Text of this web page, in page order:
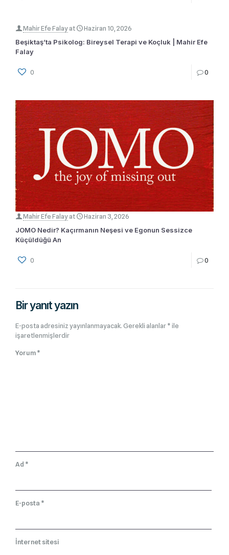
Mahir Efe Falayat
Haziran 10, 2026
Beşiktaş’ta Psikolog: Bireysel Terapi ve Koçluk | Mahir Efe
Falay
0 0
Mahir Efe Falayat
Haziran 3, 2026
JOMO Nedir? Kaçırmanın Neşesi ve Egonun Sessizce
Küçüldüğü An
0 0
Bir yanıt yazın
E-posta adresiniz yayınlanmayacak. Gerekli alanlar*ile
işaretlenmişlerdir
Yorum*
Ad *
E-posta *
İnternet sitesi